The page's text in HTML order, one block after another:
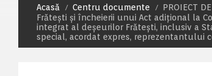
Acasă Centru documente
PROIECT
Frătești și încheierii unui Act adițional la
integrat al deșeurilor Frătești, inclusiv a
special, acordat expres, reprezentantului